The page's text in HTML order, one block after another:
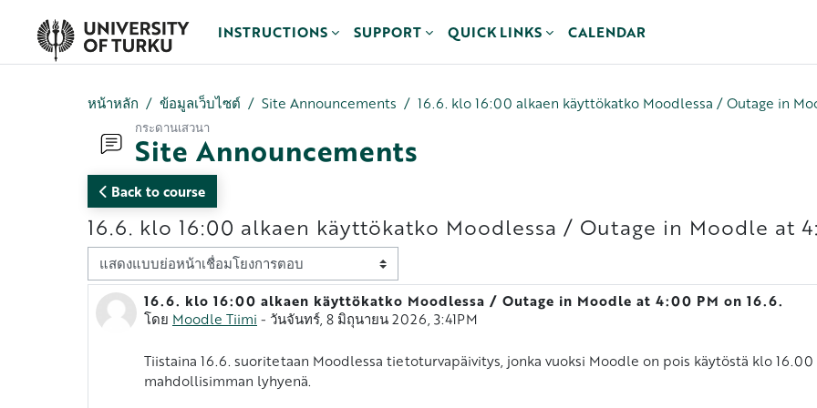
INSTRUCTIONS
SUPPORT QUICK LINKS CALENDAR
หน้าหลัก ข้อมูลเว็บไซต์ Site Announcements 16.6. klo 16:00 alkaen käyttökatko Moodlessa / Outage in
กระดานเสวนา
Site Announcements
Back to course
16.6. klo 16:00 alkaen käyttökatko Moodlessa / Outage in Moodle at
Display mode
16.6. klo 16:00 alkaen käyttökatko Moodlessa / Outage in Moodle at 4:00 PM on 16.6.
โดย Moodle Tiimi - วันจันทร์, 8 มิถุนายน 2026, 3:41PM
Number of replies: 0
Tiistaina 16.6. suoritetaan Moodlessa tietoturvapäivitys, jonka vuoksi Moodle on pois käytöstä klo
mahdollisimman lyhyenä.